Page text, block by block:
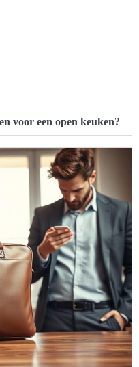
voor een open keuken?